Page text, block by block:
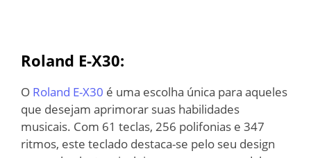
Roland E-X30:
O Roland E-X30 é uma escolha única para aqueles
que desejam aprimorar suas habilidades
musicais. Com 61 teclas, 256 polifonias e 347
ritmos, este teclado destaca-se pelo seu design